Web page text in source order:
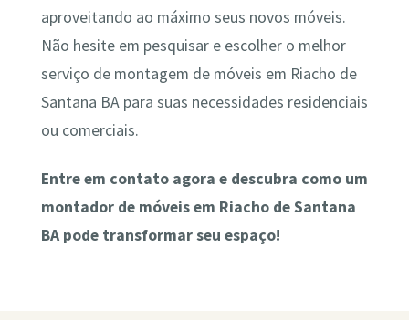
aproveitando ao máximo seus novos móveis.
Não hesite em pesquisar e escolher o melhor
serviço de montagem de móveis em Riacho de
Santana BA para suas necessidades residenciais
ou comerciais.
Entre em contato agora e descubra como um
montador de móveis em Riacho de Santana
BA pode transformar seu espaço!